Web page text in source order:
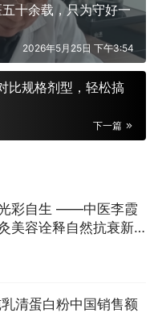
十余载，只为守好一
2026年5月25日 下午3:54
比规格剂型，轻松搞
下一篇
彩自生 ——中医李霞
美容诠释自然抗衰新
清蛋白粉中国销售额